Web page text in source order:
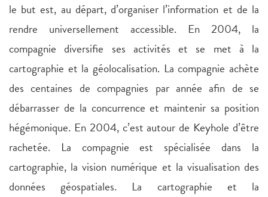
le but est, au départ, d’organiser l’information et de la
rendre universellement accessible. En 2004, la
compagnie diversifie ses activités et se met à la
cartographie et la géolocalisation. La compagnie achète
des centaines de compagnies par année afin de se
débarrasser de la concurrence et maintenir sa position
hégémonique. En 2004, c’est autour de Keyhole d’être
rachetée. La compagnie est spécialisée dans la
cartographie, la vision numérique et la visualisation des
données géospatiales. La cartographie et la